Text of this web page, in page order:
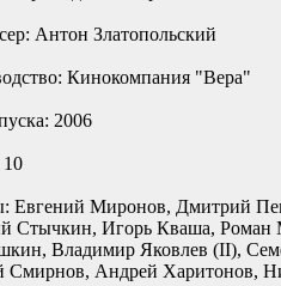
Антон Златопольский
Кинокомпания "Вера"
2006
Евгений Миронов, Дмитрий
Стычкин, Игорь Кваша, Роман
Владимир Яковлев (II),
Смирнов, Андрей Харитонов,